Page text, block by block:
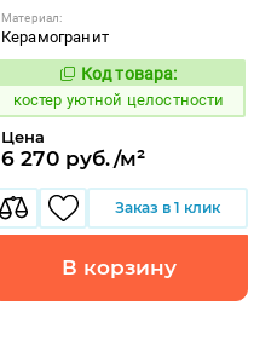
Материал:
Керамогранит
810743
Код товара:
костер уютной целостности
Цена
6 270 руб./м²
Заказ в 1 клик
В корзину